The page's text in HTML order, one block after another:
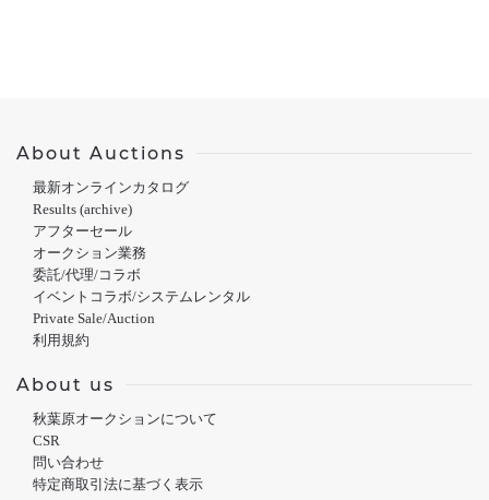
About Auctions
最新オンラインカタログ
Results (archive)
アフターセール
オークション業務
委託/代理/コラボ
イベントコラボ/システムレンタル
Private Sale/Auction
利用規約
About us
秋葉原オークションについて
CSR
問い合わせ
特定商取引法に基づく表示